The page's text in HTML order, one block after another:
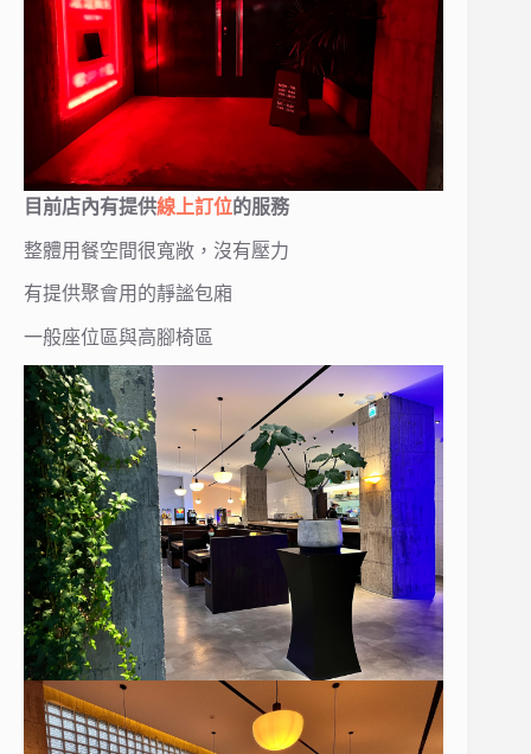
目前店內有提供線上訂位的服務
整體用餐空間很寬敞，沒有壓力
有提供聚會用的靜謐包廂
一般座位區與高腳椅區